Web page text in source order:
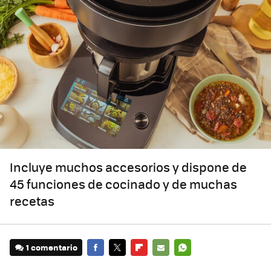
Incluye muchos accesorios y dispone de
45 funciones de cocinado y de muchas
recetas
1 comentario